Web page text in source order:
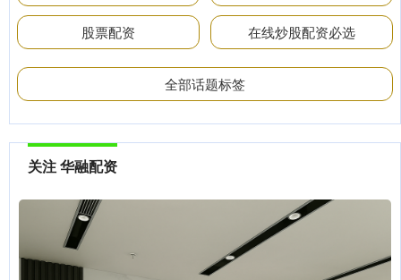
股票配资 在线炒股配资必选
全部话题标签
关注 华融配资